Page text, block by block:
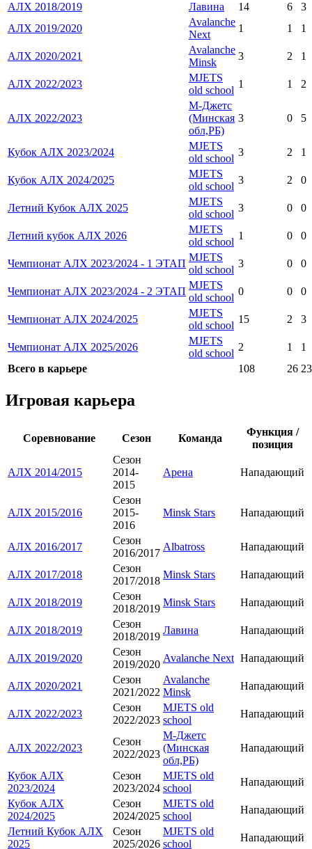
АЛХ 2018/2019
Лавина 14 6
3
АЛХ 2019/2020
Avalanche
Next
1 1 1
АЛХ 2020/2021
Avalanche
Minsk
3 2 1
АЛХ 2022/2023
MJETS
old school
1 1 2
АЛХ 2022/2023
М-Джетс
(Минская
обл,РБ)
3 0 5
Кубок АЛХ 2023/2024
MJETS
old school
3 2 1
Кубок АЛХ 2024/2025
MJETS
old school
3 2 0
Летний Кубок АЛХ 2025
MJETS
old school
3 0 0
Летний кубок АЛХ 2026
MJETS
old school
1 0 0
Чемпионат АЛХ 2023/2024 - 1 ЭТАП
MJETS
old school
3 0 0
Чемпионат АЛХ 2023/2024 - 2 ЭТАП
MJETS
old school
0 0 0
Чемпионат АЛХ 2024/2025
MJETS
old school
15 2 3
Чемпионат АЛХ 2025/2026
MJETS
old school
2 1
1
Всего в карьере
108 26 23
Игровая карьера
Соревнование Сезон Команда
Функция /
позиция
АЛХ 2014/2015
Сезон
2014-
2015
Арена Нападающий
АЛХ 2015/2016
Сезон
2015-
2016
Minsk Stars Нападающий
АЛХ 2016/2017
Сезон
2016/2017
Albatross Нападающий
АЛХ 2017/2018
Сезон
2017/2018
Minsk Stars Нападающий
АЛХ 2018/2019
Сезон
2018/2019
Minsk Stars Нападающий
АЛХ 2018/2019
Сезон
2018/2019
Лавина Нападающий
АЛХ 2019/2020
Сезон
2019/2020
Avalanche Next Нападающий
АЛХ 2020/2021
Сезон
2021/2022
Avalanche
Minsk
Нападающий
АЛХ 2022/2023
Сезон
2022/2023
MJETS old
school
Нападающий
АЛХ 2022/2023
Сезон
2022/2023
М-Джетс
(Минская
обл,РБ)
Нападающий
Кубок АЛХ
2023/2024
Сезон
2023/2024
MJETS old
school
Нападающий
Кубок АЛХ
2024/2025
Сезон
2024/2025
MJETS old
school
Нападающий
Летний Кубок АЛХ
2025
Сезон
2025/2026
MJETS old
school
Нападающий